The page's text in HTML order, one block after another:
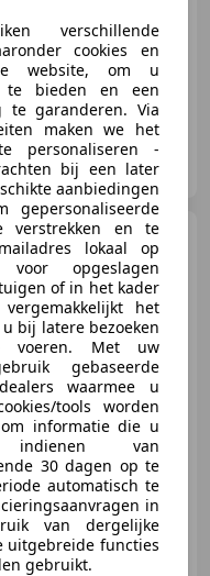
Ibiza1.0 TSi 95 pk Style
| 16" Bi-Color | Cl
1
70 kW (95 PK)
verschillende
cookies en
website, om u
te bieden en een
te garanderen. Via
maken we het
personaliseren -
bij een later
aanbiedingen
verstrekken en te
lokaal op
opgeslagen
of in het kader
het
bij latere bezoeken
Met uw
gebaseerde
waarmee u
tools worden
informatie die u
van
30 dagen op te
automatisch te
in
van dergelijke
uitgebreide functies
gebruikt.